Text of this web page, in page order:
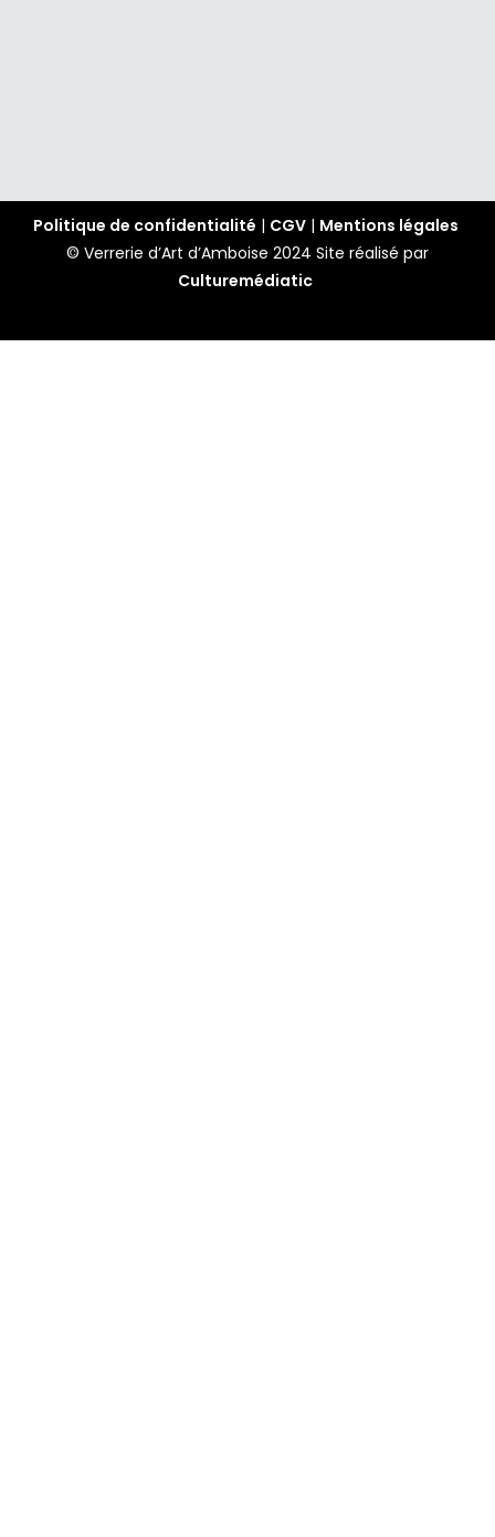
Politique de confidentialité | CGV | Mentions légales
© Verrerie d’Art d’Amboise 2024 Site réalisé par
Culturemédiatic